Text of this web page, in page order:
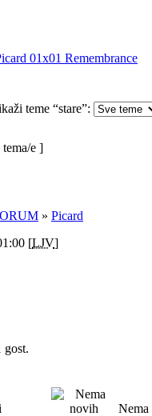
01x01 Remembrance
teme “stare”:
tema/e ]
» Picard
[LJV]
gost.
Nema